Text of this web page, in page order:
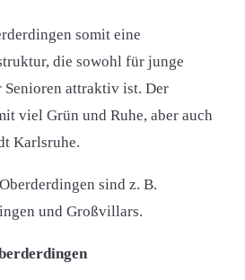
somit eine
die sowohl für junge
attraktiv ist. Der
viel Grün und Ruhe, aber auch
Karlsruhe.
sind z. B.
und Großvillars.